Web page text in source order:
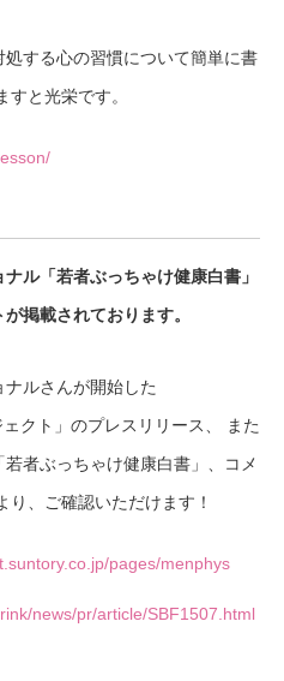
する心の習慣について簡単に書
と光栄です。
ル「若者ぶっちゃけ健康白書」
掲載されております。
ルさんが開始した
クト」のプレスリリース、 また
者ぶっちゃけ健康白書」、コメ
り、ご確認いただけます！
pages/menphys
news/pr/article/SBF1507.html